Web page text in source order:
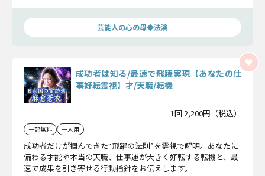
芸能人の心の母◆法演
成功者は知る/最速で飛躍実現【あなたの仕
事好転霊視】才/天職/転機
1回 2,200円（税込）
一部無料 一人用
成功者だけが掴んできた“飛躍の法則”を霊視で解明。あなたに
備わる才能や本当の天職、仕事運が大きく好転する転機と、最
速で成果を引き寄せる行動指針をお伝えします。